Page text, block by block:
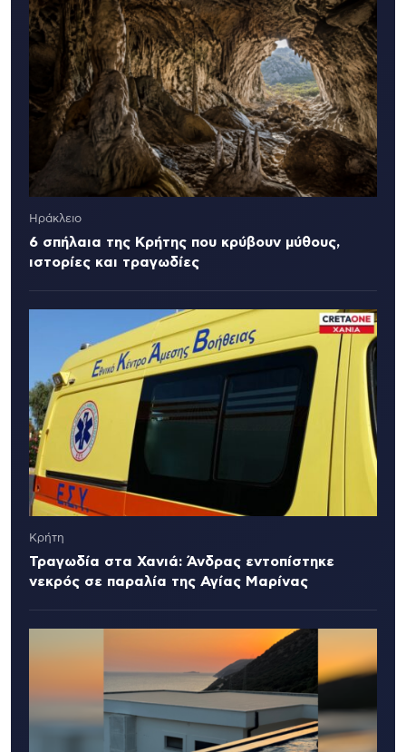
Ηράκλειο
6 σπήλαια της Κρήτης που κρύβουν μύθους,
ιστορίες και τραγωδίες
Κρήτη
Τραγωδία στα Χανιά: Άνδρας εντοπίστηκε
νεκρός σε παραλία της Αγίας Μαρίνας